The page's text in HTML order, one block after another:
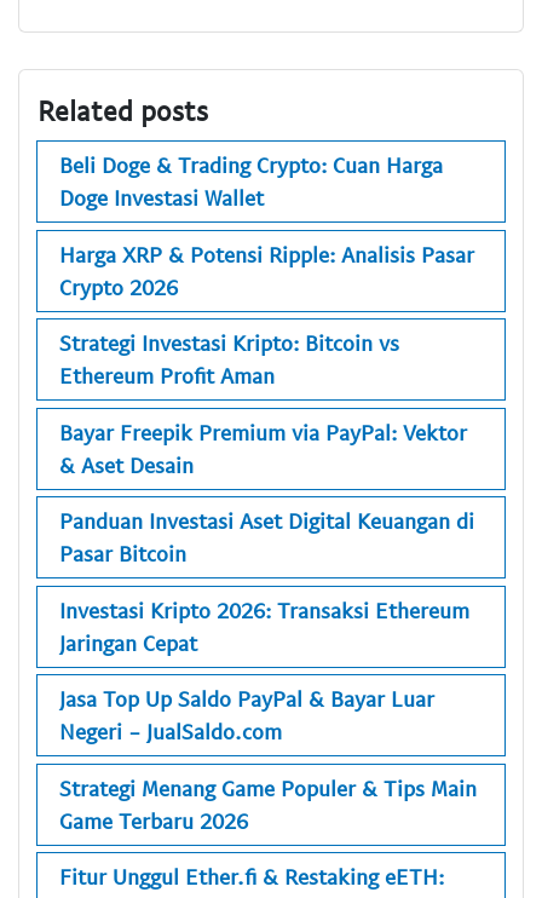
Related posts
Beli Doge & Trading Crypto: Cuan Harga
Doge Investasi Wallet
Harga XRP & Potensi Ripple: Analisis Pasar
Crypto 2026
Strategi Investasi Kripto: Bitcoin vs
Ethereum Profit Aman
Bayar Freepik Premium via PayPal: Vektor
& Aset Desain
Panduan Investasi Aset Digital Keuangan di
Pasar Bitcoin
Investasi Kripto 2026: Transaksi Ethereum
Jaringan Cepat
Jasa Top Up Saldo PayPal & Bayar Luar
Negeri - JualSaldo.com
Strategi Menang Game Populer & Tips Main
Game Terbaru 2026
Fitur Unggul Ether.fi & Restaking eETH: